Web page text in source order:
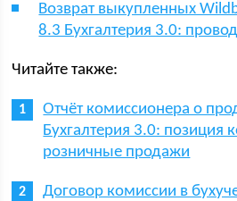
Возврат выкупленных
8.3 Бухгалтерия 3.0:
Читайте также:
Отчёт комиссионера о
Бухгалтерия 3.0: позиция
розничные продажи
Договор комиссии в